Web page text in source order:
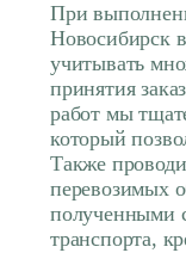
При
Новосибирск
учитывать
принятия
работ мы
который
Также
перевозимых
полученными
транспорта,